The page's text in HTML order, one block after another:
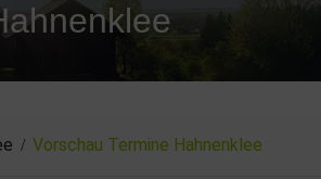
Vorschau Termine Hahnenklee